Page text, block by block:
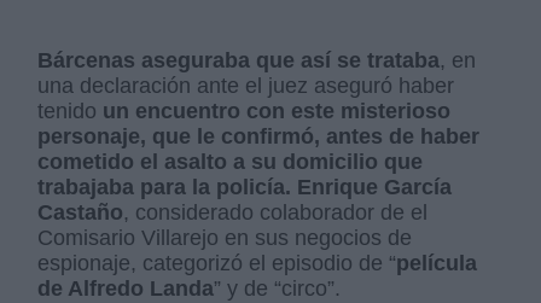
Bárcenas aseguraba que así se trataba, en
una declaración ante el juez aseguró haber
tenido un encuentro con este misterioso
personaje, que le confirmó, antes de haber
cometido el asalto a su domicilio que
trabajaba para la policía. Enrique García
Castaño, considerado colaborador de el
Comisario Villarejo en sus negocios de
espionaje, categorizó el episodio de “película
de Alfredo Landa” y de “circo”.